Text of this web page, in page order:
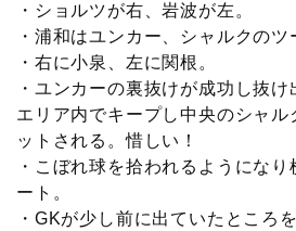
・ショルツが右、岩波が左。
・浦和はユンカー、シャルクのツ
・右に小泉、左に関根。
・ユンカーの裏抜けが成功し抜
エリア内でキープし中央のシャル
ットされる。惜しい！
・こぼれ球を拾われるようにな
ート。
・GKが少し前に出ていたところ